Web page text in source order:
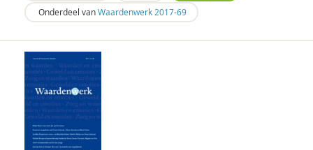
Anne Goossensen
Rik Hospers
Ruben Jacobs
Doortje Kal
Simona Karbouniaris
Onderdeel vanWaardenwerk 2017-69